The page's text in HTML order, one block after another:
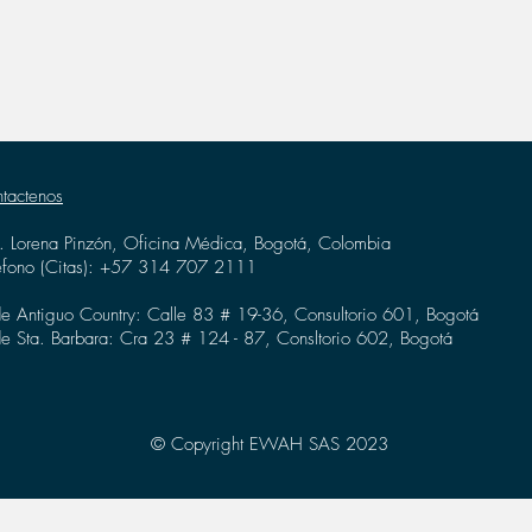
Lorena Pinzón, Oficina Médica, Bogotá, Colombia
(Citas): +57 314 707 2111
Antiguo Country: Calle 83 # 19-36, Consultorio 601, Bogotá
Sta. Barbara: Cra 23 # 124 - 87, Consltorio 602, Bogotá
© Copyright EWAH SAS 2023